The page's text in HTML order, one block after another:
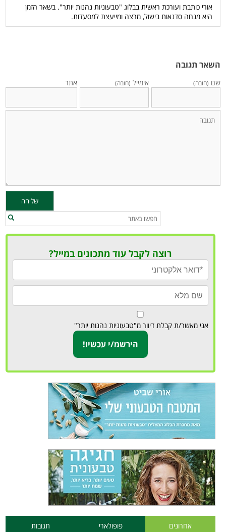
אורי כותבת ועורכת ראשית בבלוג "טבעוניות נהנות יותר". בשאר הזמן
היא מנחה סדנאות בישול, מרצה ומייעצת למסעדות.
השאר תגובה
שם (חובה) אימייל (חובה) אתר
רוצה לקבל עוד מתכונים במייל?
אני מאשר/ת קבלת דיוור מ"טבעוניות נהנות יותר"
אחרונים פופולארי תגובות